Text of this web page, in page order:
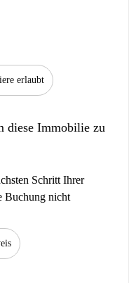
erlaubt
diese Immobilie zu
Schritt Ihrer
Buchung nicht